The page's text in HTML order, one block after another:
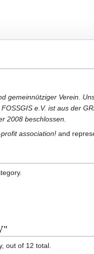
gemeinnütziger Verein.
e.V. ist aus der
2008 beschlossen.
association! and
out of 12 total.